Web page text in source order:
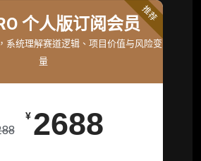
个人版订阅会员
系统理解赛道逻辑、项目价值与风险变
量
¥ 2688
推荐
准年度服务会员
机构级研究与基础服务
26800
标准版